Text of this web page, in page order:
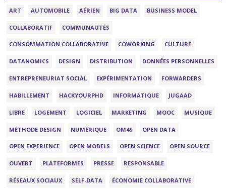
ART AUTOMOBILE AÉRIEN BIG DATA BUSINESS MODEL
COLLABORATIF COMMUNAUTÉS
CONSOMMATION COLLABORATIVE COWORKING CULTURE
DATANOMICS DESIGN DISTRIBUTION DONNÉES PERSONNELLES
ENTREPRENEURIAT SOCIAL EXPÉRIMENTATION FORWARDERS
HABILLEMENT HACKYOURPHD INFORMATIQUE JUGAAD
LIBRE LOGEMENT LOGICIEL MARKETING MOOC MUSIQUE
MÉTHODE DESIGN NUMÉRIQUE OM4S OPEN DATA
OPEN EXPERIENCE OPEN MODELS OPEN SCIENCE OPEN SOURCE
OUVERT PLATEFORMES PRESSE RESPONSABLE
RÉSEAUX SOCIAUX SELF-DATA ÉCONOMIE COLLABORATIVE